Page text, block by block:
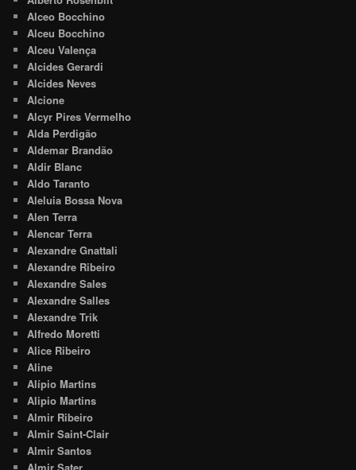
Alceo Bocchino
Alceu Bocchino
Alceu Valença
Alcides Gerardi
Alcides Neves
Alcione
Alcyr Pires Vermelho
Alda Perdigão
Aldemar Brandão
Aldir Blanc
Aldo Taranto
Aleluia Bossa Nova
Alen Terra
Alencar Terra
Alexandre Gnattali
Alexandre Ribeiro
Alexandre Sales
Alexandre Salles
Alexandre Trik
Alfredo Moretti
Alice Ribeiro
Aline
Alípio Martins
Alipio Martins
Almir Ribeiro
Almir Saint-Clair
Almir Santos